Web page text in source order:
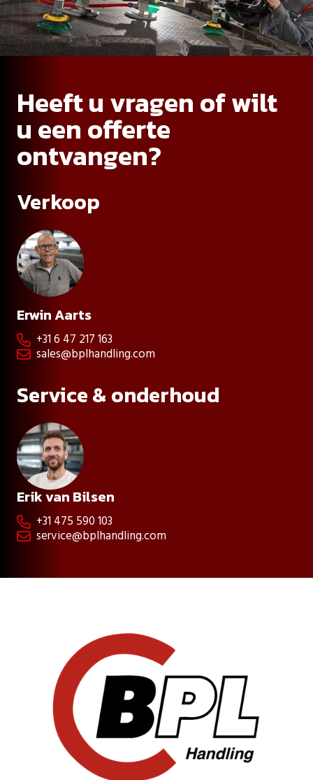
Heeft u vragen of wilt
u een offerte
ontvangen?
Verkoop
Erwin Aarts
 +31 6 47 217 163
 sales@bplhandling.com
Service & onderhoud
Erik van Bilsen
 +31 475 590 103
 service@bplhandling.com